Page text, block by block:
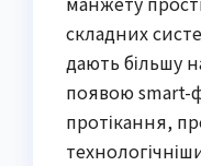
складних
дають більшу
появою smart-
протікання,